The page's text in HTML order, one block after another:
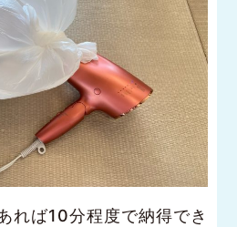
れば10分程度で納得でき